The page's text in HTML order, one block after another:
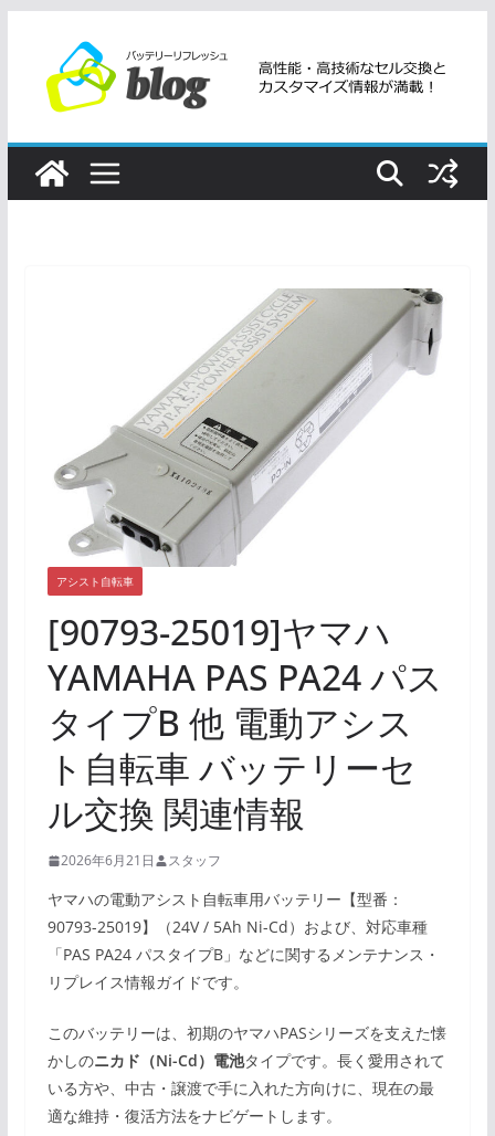
ツ
アシスト自転車
[90793-25019]ヤマハ
YAMAHA PAS PA24 パス
タイプB 他 電動アシス
ト自転車 バッテリーセ
ル交換 関連情報
2026年6月21日 スタッフ
ヤマハの電動アシスト自転車用バッテリー【型番：
90793-25019】（24V / 5Ah Ni-Cd）および、対応車種
「PAS PA24 パスタイプB」などに関するメンテナンス・
リプレイス情報ガイドです。
このバッテリーは、初期のヤマハPASシリーズを支えた懐
かしのニカド（Ni-Cd）電池タイプです。長く愛用されて
いる方や、中古・譲渡で手に入れた方向けに、現在の最
適な維持・復活方法をナビゲートします。